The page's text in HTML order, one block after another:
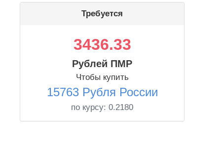
Требуется
3436.33
Рублей ПМР
Чтобы купить
15763 Рубля России
по курсу: 0.2180